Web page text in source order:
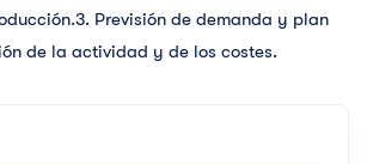
Previsión de demanda y plan
de la actividad y de los costes.